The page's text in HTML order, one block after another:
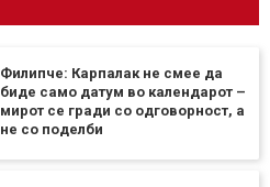
Филипче: Карпалак не смее да
биде само датум во календарот –
мирот се гради со одговорност, а
не со поделби